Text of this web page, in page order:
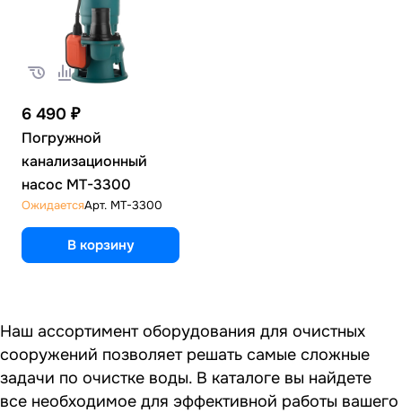
6 490 ₽
Погружной
канализационный
насос MT-3300
ОжидаетсяАрт. MT-3300
В корзину
Наш ассортимент оборудования для очистных
сооружений позволяет решать самые сложные
задачи по очистке воды. В каталоге вы найдете
все необходимое для эффективной работы вашего